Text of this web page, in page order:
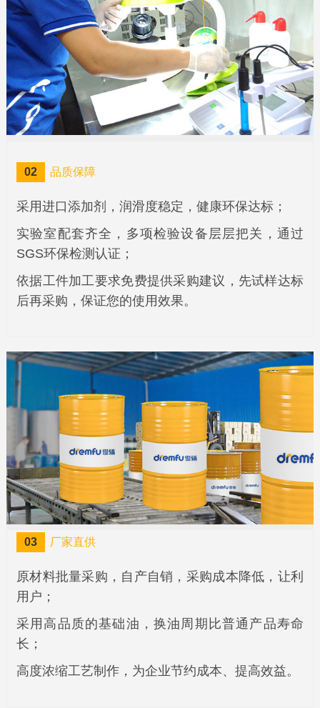
02 品质保障
采用进口添加剂，润滑度稳定，健康环保达标；
实验室配套齐全，多项检验设备层层把关，通过
SGS环保检测认证；
依据工件加工要求免费提供采购建议，先试样达标
后再采购，保证您的使用效果。
03 厂家直供
原材料批量采购，自产自销，采购成本降低，让利
用户；
采用高品质的基础油，换油周期比普通产品寿命
长；
高度浓缩工艺制作，为企业节约成本、提高效益。